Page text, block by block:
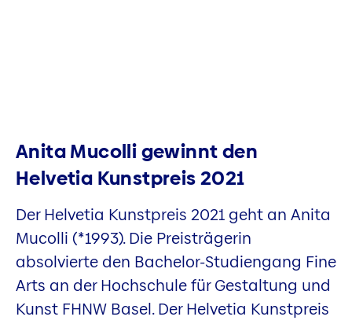
Anita Mucolli gewinnt den
Helvetia Kunstpreis 2021
Der Helvetia Kunstpreis 2021 geht an Anita
Mucolli (*1993). Die Preisträgerin
absolvierte den Bachelor-Studiengang Fine
Arts an der Hochschule für Gestaltung und
Kunst FHNW Basel. Der Helvetia Kunstpreis